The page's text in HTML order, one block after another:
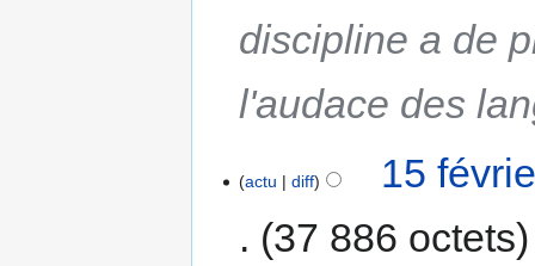
discipline a de
l'audace des
actu diff
15
37 886 octets